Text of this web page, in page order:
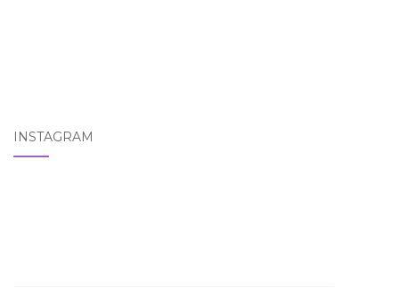
INSTAGRAM